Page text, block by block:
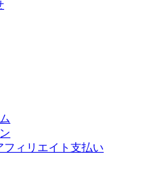
ィリエイト支払い